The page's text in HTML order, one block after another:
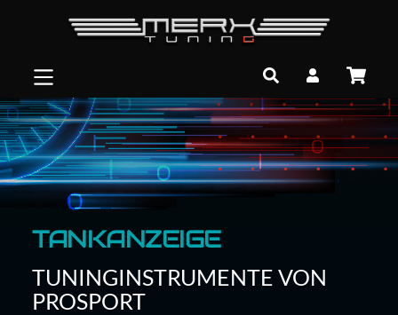
TANKANZEIGE
TUNINGINSTRUMENTE VON
PROSPORT